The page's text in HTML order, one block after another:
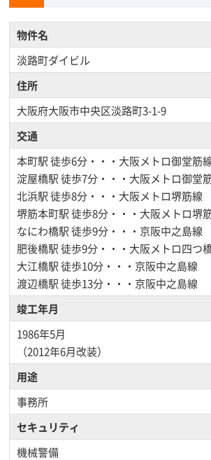
物件名
淡路町ダイビル
住所
大阪府大阪市中央区淡路町3-1-9
交通
本町駅徒歩6分・・・大阪メトロ御堂筋
淀屋橋駅徒歩7分・・・大阪メトロ御堂
北浜駅徒歩8分・・・大阪メトロ堺筋線
堺筋本町駅徒歩8分・・・大阪メトロ堺
なにわ橋駅徒歩9分・・・京阪中之島線
肥後橋駅徒歩9分・・・大阪メトロ四つ
大江橋駅徒歩10分・・・京阪中之島線
渡辺橋駅徒歩13分・・・京阪中之島線
竣工年月
1986年5月
（2012年6月改装）
用途
事務所
セキュリティ
機械警備